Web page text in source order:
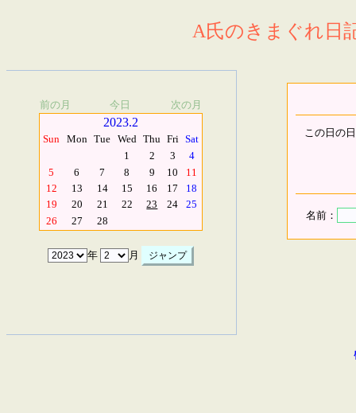
A氏のきまぐれ日
前の月 今日 次の月
2023.2
Sun Mon Tue Wed Thu Fri Sat
1
2 3
4
5
6 7 8 9 10
11
12
13 14 15 16 17
18
19
20 21 22 23 24
25
26
27 28
年 月
この日の
名前：